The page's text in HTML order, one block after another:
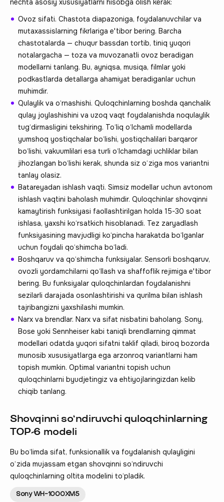
Ovoz sifati. Chastota diapazoniga, foydalanuvchilar va
mutaxassislarning fikrlariga e'tibor bering. Barcha
chastotalarda — chuqur bassdan tortib, tiniq yuqori
notalargacha — toza va muvozanatli ovoz beradigan
modellarni tanlang. Bu, ayniqsa, musiqa, filmlar yoki
podkastlarda detallarga ahamiyat beradiganlar uchun
muhimdir.
Qulaylik va o‘rnashishi. Quloqchinlarning boshda qanchalik
qulay joylashishini va uzoq vaqt foydalanishda noqulaylik
tug‘dirmasligini tekshiring. To‘liq o‘lchamli modellarda
yumshoq yostiqchalar bo‘lishi, yostiqchalilari barqaror
bo‘lishi, vakuumlilari esa turli o‘lchamdagi uchliklar bilan
jihozlangan bo‘lishi kerak, shunda siz o‘ziga mos variantni
tanlay olasiz.
Batareyadan ishlash vaqti. Simsiz modellar uchun avtonom
ishlash vaqtini baholash muhimdir. Quloqchinlar shovqinni
kamaytirish funksiyasi faollashtirilgan holda 15-30 soat
ishlasa, yaxshi ko‘rsatkich hisoblanadi. Tez zaryadlash
funksiyasining mavjudligi ko‘pincha harakatda bo‘lganlar
uchun foydali qo‘shimcha bo‘ladi.
Boshqaruv va qo‘shimcha funksiyalar. Sensorli boshqaruv,
ovozli yordamchilarni qo‘llash va shaffoflik rejimiga e'tibor
bering. Bu funksiyalar quloqchinlardan foydalanishni
sezilarli darajada osonlashtirishi va qurilma bilan ishlash
tajribangizni yaxshilashi mumkin.
Narx va brendlar. Narx va sifat nisbatini baholang. Sony,
Bose yoki Sennheiser kabi taniqli brendlarning qimmat
modellari odatda yuqori sifatni taklif qiladi, biroq bozorda
munosib xususiyatlarga ega arzonroq variantlarni ham
topish mumkin. Optimal variantni topish uchun
quloqchinlarni byudjetingiz va ehtiyojlaringizdan kelib
chiqib tanlang.
Shovqinni so‘ndiruvchi quloqchinlarning
TOP-6 modeli
Bu bo‘limda sifat, funksionallik va foydalanish qulayligini
o‘zida mujassam etgan shovqinni so‘ndiruvchi
quloqchinlarning oltita modelini to‘pladik.
Sony WH-1000XM5